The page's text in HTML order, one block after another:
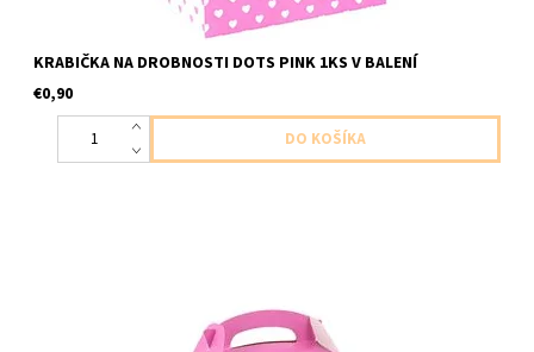
KRABIČKA NA DROBNOSTI DOTS PINK 1KS V BALENÍ
€0,90
papierova krabicka ruzova 1ks v baleni velkost 12x10x15